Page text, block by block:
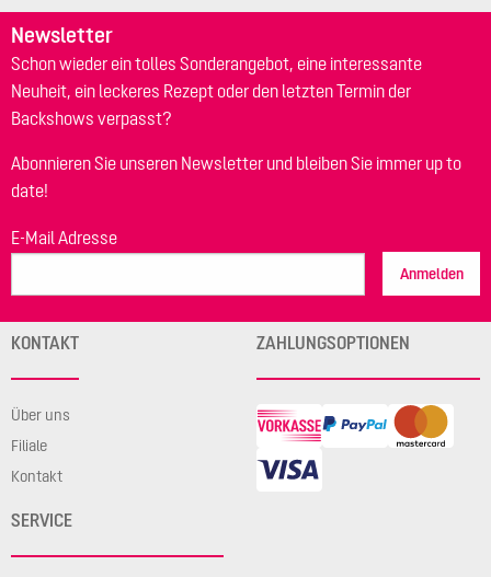
Newsletter
Schon wieder ein tolles Sonderangebot, eine interessante
Neuheit, ein leckeres Rezept oder den letzten Termin der
Backshows verpasst?
Abonnieren Sie unseren Newsletter und bleiben Sie immer up to
date!
E-Mail Adresse
Anmelden
KONTAKT
Über uns
Filiale
Kontakt
SERVICE
ZAHLUNGSOPTIONEN